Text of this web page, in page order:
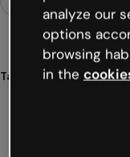
Tags
analyze our
options
browsing
in the